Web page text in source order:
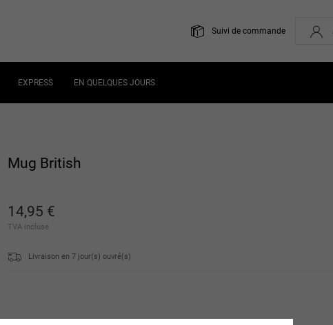
Suivi de commande
EXPRESS EN QUELQUES JOURS
Mug British
14,95 €
TVA incluse
Livraison en 7 jour(s) ouvré(s)